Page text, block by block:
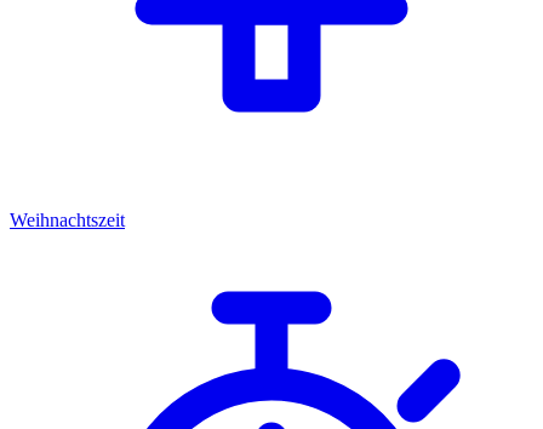
Weihnachtszeit